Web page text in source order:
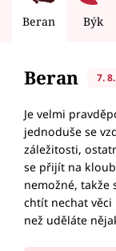
Beran Býk
Beran 7.
Je velmi
jednoduše se
záležitosti,
se přijít na
nemožné, takže
chtít nechat
než uděláte